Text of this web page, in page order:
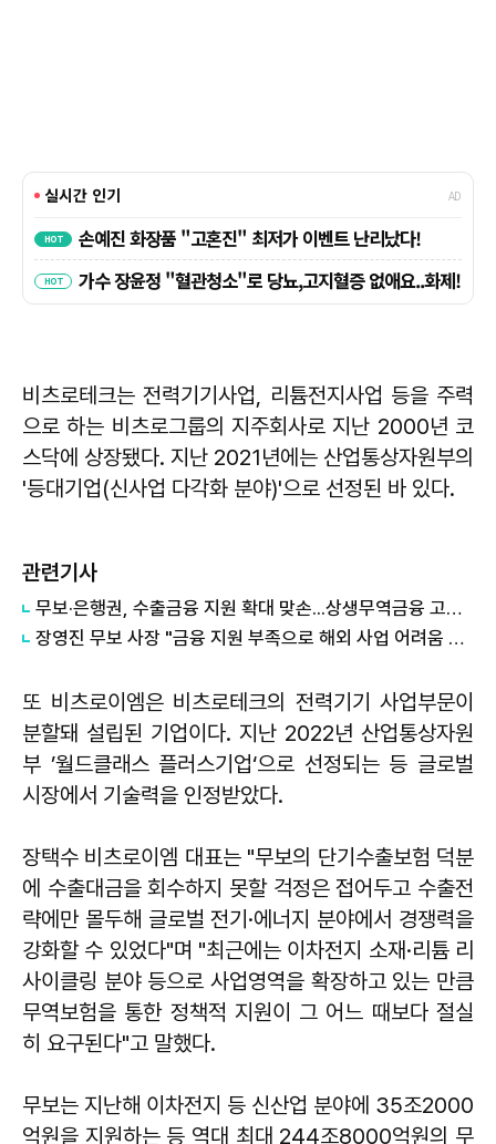
비츠로테크는 전력기기사업, 리튬전지사업 등을 주력
으로 하는 비츠로그룹의 지주회사로 지난 2000년 코
스닥에 상장됐다. 지난 2021년에는 산업통상자원부의
'등대기업(신사업 다각화 분야)'으로 선정된 바 있다.
관련기사
무보·은행권, 수출금융 지원 확대 맞손...상생무역금융 고도화
장영진 무보 사장 "금융 지원 부족으로 해외 사업 어려움 없도록 할 것"
또 비츠로이엠은 비츠로테크의 전력기기 사업부문이
분할돼 설립된 기업이다. 지난 2022년 산업통상자원
부 ’월드클래스 플러스기업‘으로 선정되는 등 글로벌
시장에서 기술력을 인정받았다.
장택수 비츠로이엠 대표는 "무보의 단기수출보험 덕분
에 수출대금을 회수하지 못할 걱정은 접어두고 수출전
략에만 몰두해 글로벌 전기·에너지 분야에서 경쟁력을
강화할 수 있었다"며 "최근에는 이차전지 소재·리튬 리
사이클링 분야 등으로 사업영역을 확장하고 있는 만큼
무역보험을 통한 정책적 지원이 그 어느 때보다 절실
히 요구된다"고 말했다.
무보는 지난해 이차전지 등 신산업 분야에 35조2000
억원을 지원하는 등 역대 최대 244조8000억원의 무